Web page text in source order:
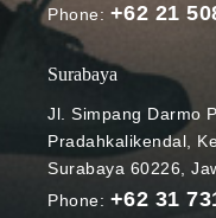
Phone: +62 21
Surabaya
Jl. Simpang Darmo
Pradahkalikendal,
Surabaya 60226,
Phone: +62 31